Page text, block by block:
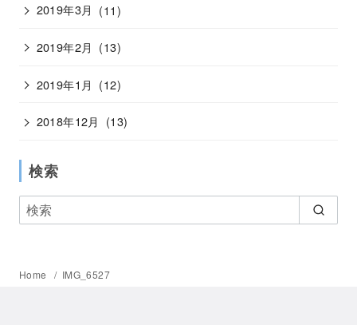
2019年3月 (11)
2019年2月 (13)
2019年1月 (12)
2018年12月 (13)
検索
Home IMG_6527